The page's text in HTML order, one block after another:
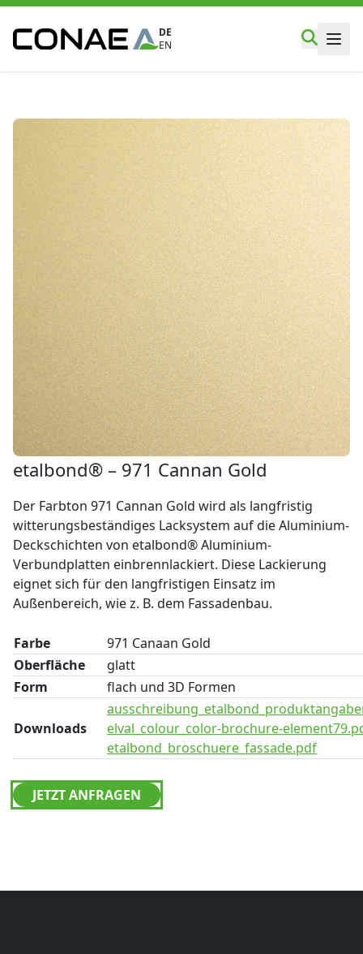
DE
EN
etalbond® – 971 Cannan Gold
Der Farbton 971 Cannan Gold wird als langfristig
witterungsbeständiges Lacksystem auf die Aluminium-
Deckschichten von etalbond® Aluminium-
Verbundplatten einbrennlackiert. Diese Lackierung
eignet sich für den langfristigen Einsatz im
Außenbereich, wie z. B. dem Fassadenbau.
Farbe
971 Canaan Gold
Oberfläche
glatt
Form
flach und 3D Formen
Downloads
elval_colour_color-brochure-
etalbond_broschuere_fassade.pdf
JETZT ANFRAGEN